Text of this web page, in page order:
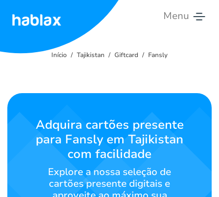
Menu
Entre
Contato
Início Tajikistan Giftcard Fansly
Adquira cartões presente
para Fansly em Tajikistan
com facilidade
Explore a nossa seleção de
cartões presente digitais e